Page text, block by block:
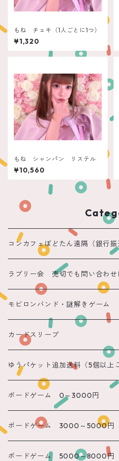
もね チェキ（1人ごとに1つ）
¥1,320
もね シャンパン リステル
¥10,560
コンカフェぼどたん遠隔（銀行
遠隔 ちほまる
遠隔 ねこ
遠隔 あまね
遠隔 りん
遠隔 のん
遠隔 かのん
遠隔 もね
ラブリー会 売切でも問い合わせ
モビロンバンド・謎解きゲーム
カードスリーブ
ゆうパケット追加送料（5個以上
ボードゲーム 0～3000円
ボードゲーム 3000～5000円
ボードゲーム 5000～8000円